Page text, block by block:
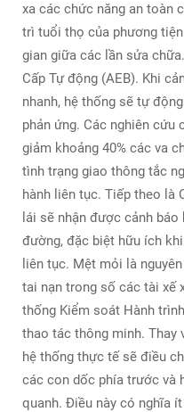
xa các chức năng an toàn
trì tuổi thọ của phương
gian giữa các lần sửa
Cấp Tự động (AEB). Khi
nhanh, hệ thống sẽ tự
phản ứng. Các nghiên cứu
giảm khoảng 40% các va
tình trạng giao thông tắc
hành liên tục. Tiếp theo là
lái sẽ nhận được cảnh
đường, đặc biệt hữu ích
liên tục. Mệt mỏi là
tai nạn trong số các tài xế
thống Kiểm soát Hành
thao tác thông minh.
hệ thống thực tế sẽ điều
các con dốc phía trước và
quanh. Điều này có nghĩa